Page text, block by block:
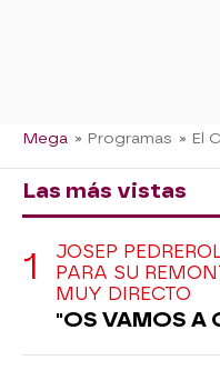
Mega » Programas » El
Las más vistas
JOSEP
PARA SU
MUY DIRECTO
"OS VAMOS A